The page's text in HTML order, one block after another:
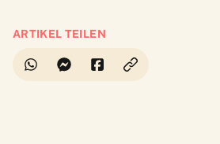
ARTIKEL TEILEN